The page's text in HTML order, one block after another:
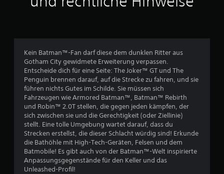
c
h
B
w
Kein Batman™-Fan darf diese dem dunklen Ritter aus
Gotham City gewidmete Erweiterung verpassen.
Entscheide dich für eine Seite: The Joker™ GT und The
Penguin brennen darauf, auf die Strecke zu fahren, und sie
führen nichts Gutes im Schilde. Sie müssen sich
Fahrzeugen wie Armored Batman™, Batman™ Rebirth
und Robin™ 2.0T stellen, die gegen jeden kämpfen, der
sich zwischen sie und die Gerechtigkeit (oder Ziellinie)
stellt. Eine tolle Umgebung wartet darauf, dass du
Strecken erstellst, die dieser Schlacht würdig sind! Erkunde
die Bathöhle mit High-Tech-Geräten, Felsen und dem
Batmobile! Es gibt auch von der Batman™-Welt inspirierte
Anpassungsgegenstände für den Keller und das
Unleashed-Profil!